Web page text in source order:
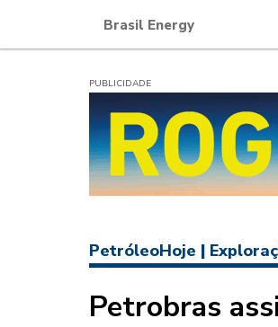
Brasil Energy
PUBLICIDADE
PetróleoHoje |
Petrobras